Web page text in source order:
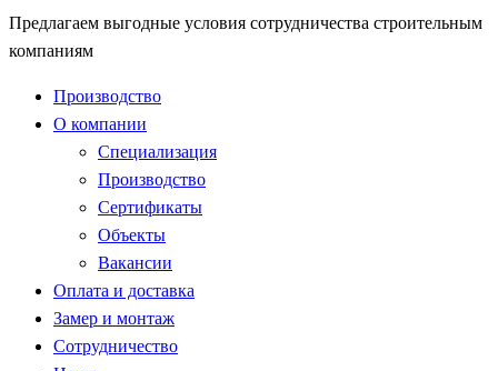
Предлагаем выгодные условия сотрудничества строительным
компаниям
Производство
О компании
Специализация
Производство
Сертификаты
Объекты
Вакансии
Оплата и доставка
Замер и монтаж
Сотрудничество